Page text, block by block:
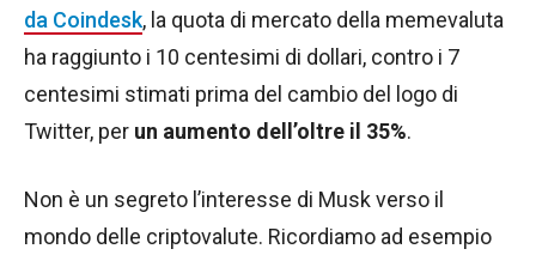
da Coindesk, la quota di mercato della memevaluta
ha raggiunto i 10 centesimi di dollari, contro i 7
centesimi stimati prima del cambio del logo di
Twitter, per un aumento dell’oltre il 35%.
Non è un segreto l’interesse di Musk verso il
mondo delle criptovalute. Ricordiamo ad esempio